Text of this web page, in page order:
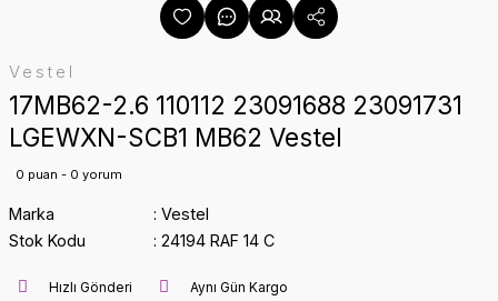
Vestel
17MB62-2.6 110112 23091688 23091731
LGEWXN-SCB1 MB62 Vestel
0 puan - 0 yorum
Marka
Vestel
Stok Kodu
24194 RAF 14 C
Hızlı Gönderi Aynı Gün Kargo